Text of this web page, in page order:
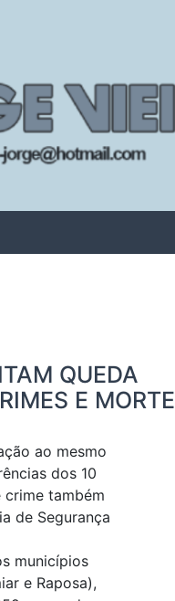
QUEDA
E MORTE
ao mesmo
dos 10
também
de Segurança
municípios
e Raposa),